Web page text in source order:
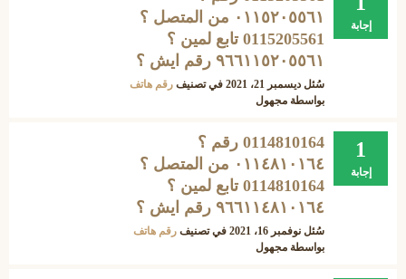
إجابة
۰١١٥٢٠٥٥٦١ من المتصل ؟
0115205561 تابع لمين ؟
۹٦٦١١٥٢٠٥٥٦١ رقم ايش ؟
سُئل ديسمبر 21، 2021 في تصنيف رقم هاتف
بواسطة مجهول
1
إجابة
0114810164 رقم ؟
۰۱۱٤۸۱۰۱٦٤ من المتصل ؟
0114810164 تابع لمين ؟
۹٦٦۱۱٤۸۱۰۱٦٤ رقم ايش ؟
سُئل نوفمبر 16، 2021 في تصنيف رقم هاتف
بواسطة مجهول